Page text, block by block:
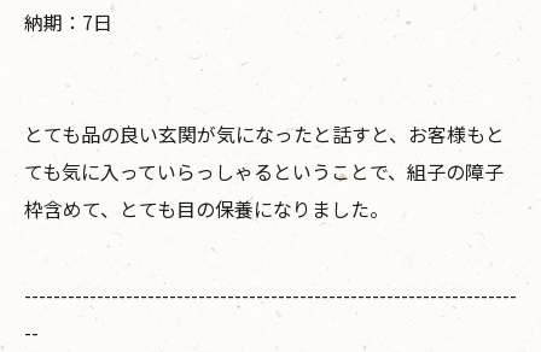
納期：7日
とても品の良い玄関が気になったと話すと、お客様もと
ても気に入っていらっしゃるということで、組子の障子
枠含めて、とても目の保養になりました。
--------------------------------------------------------------------
--